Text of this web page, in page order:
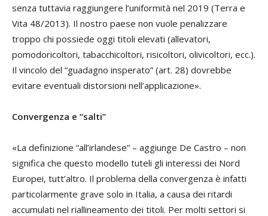
senza tuttavia raggiungere l’uniformità nel 2019 (Terra e
Vita 48/2013). Il nostro paese non vuole penalizzare
troppo chi possiede oggi titoli elevati (allevatori,
pomodoricoltori, tabacchicoltori, risicoltori, olivicoltori, ecc.).
Il vincolo del “guadagno insperato” (art. 28) dovrebbe
evitare eventuali distorsioni nell’applicazione».
Convergenza e “salti”
«La definizione “all’irlandese” – aggiunge De Castro – non
significa che questo modello tuteli gli interessi dei Nord
Europei, tutt’altro. Il problema della convergenza è infatti
particolarmente grave solo in Italia, a causa dei ritardi
accumulati nel riallineamento dei titoli. Per molti settori si